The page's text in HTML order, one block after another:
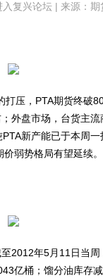
入复兴论坛| 来源：期
压，PTA期货终破
外盘市场，台货主
新产能已于本周
弱势格局有望延续。
年5月11日当周
亿桶；馏分油库存